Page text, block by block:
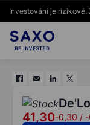
Investování je
41,30-0,30 /